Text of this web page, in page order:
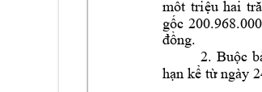
mốt triệu hai
gốc 200.968.000
đồng.
2. Buộc
hạn kể từ ngày